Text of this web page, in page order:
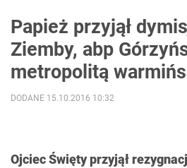
Papież przyjął
Ziemby, abp
metropolitą
Ojciec Święty przyjął
DODANE 15.10.2016 10:32